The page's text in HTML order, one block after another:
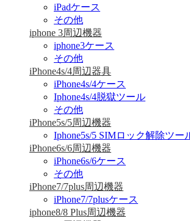
iPadケース
その他
iphone 3周辺機器
iphone3ケース
その他
iPhone4s/4周辺器具
iPhone4s/4ケース
Iphone4s/4脱獄ツール
その他
iPhone5s/5周辺機器
Iphone5s/5 SIMロック解除ツー
iPhone6s/6周辺機器
iPhone6s/6ケース
その他
iPhone7/7plus周辺機器
iPhone7/7plusケース
iphone8/8 Plus周辺機器